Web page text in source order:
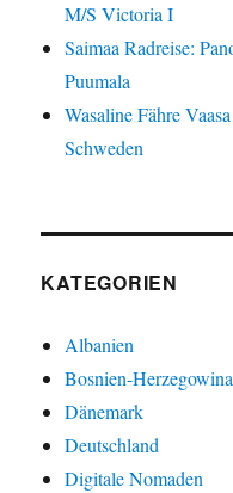
M/S Victoria I
Saimaa Radreise:
Puumala
Wasaline Fähre
Schweden
KATEGORIEN
Albanien
Bosnien-Herzegowina
Dänemark
Deutschland
Digitale Nomaden